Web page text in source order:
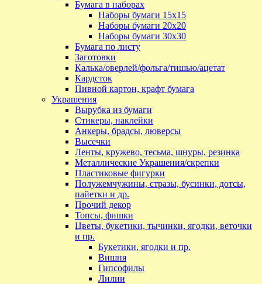
Бумага в наборах
Наборы бумаги 15х15
Наборы бумаги 20х20
Наборы бумаги 30х30
Бумага по листу
Заготовки
Калька/оверлей/фольга/тишью/ацетат
Кардсток
Пивной картон, крафт бумага
Украшения
Вырубка из бумаги
Стикеры, наклейки
Анкеры, брадсы, люверсы
Высечки
Ленты, кружево, тесьма, шнуры, резинка
Металлические Украшения/скрепки
Пластиковые фигурки
Полужемчужины, стразы, бусинки, дотсы,
пайетки и др.
Прочий декор
Топсы, фишки
Цветы, букетики, тычинки, ягодки, веточки
и пр.
Букетики, ягодки и пр.
Вишня
Гипсофилы
Лилии